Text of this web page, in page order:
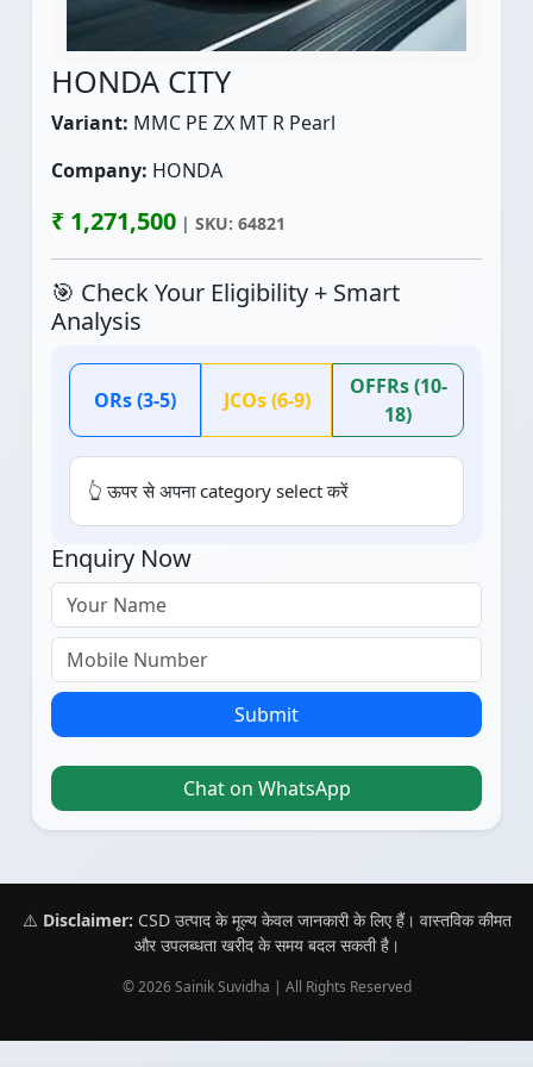
HONDA CITY
Variant: MMC PE ZX MT R Pearl
Company: HONDA
₹ 1,271,500 | SKU: 64821
🎯 Check Your Eligibility + Smart
Analysis
ORs (3-5) JCOs (6-9)
OFFRs (10-
18)
👆 ऊपर से अपना category select करें
Enquiry Now
Submit
Chat on WhatsApp
⚠️ Disclaimer: CSD उत्पाद के मूल्य केवल जानकारी के लिए हैं। वास्तविक कीमत
और उपलब्धता खरीद के समय बदल सकती है।
© 2026 Sainik Suvidha | All Rights Reserved